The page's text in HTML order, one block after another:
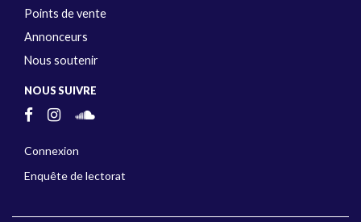
Points de vente
Annonceurs
Nous soutenir
NOUS SUIVRE
Connexion
Enquête de lectorat